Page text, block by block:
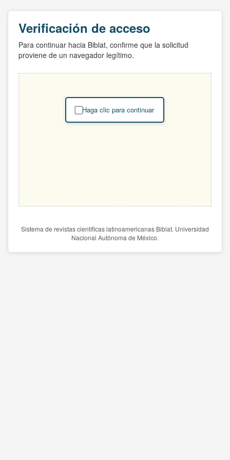
Verificación de acceso
Para continuar hacia Biblat, confirme que la solicitud
proviene de un navegador legítimo.
Haga clic para continuar
Sistema de revistas científicas latinoamericanas Biblat. Universidad
Nacional Autónoma de México.